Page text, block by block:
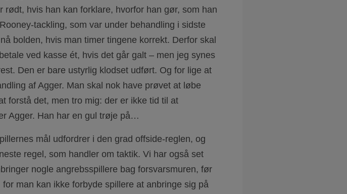
hvis han kan forklare, hvorfor han gør, som han
tackling, som var under behandling i sidste
bolden, hvis man timer tingene korrekt. Derfor skal
ved kasse ét, hvis det går galt – men jeg synes
Den er bare ustyrlig klodset udført. Og for lige at
af Agger. Man skal nok have prøvet at løbe
forstå det, men tro mig: der er ikke tid til at
Agger. Han har en gul trøje på…
mål udfordrer i den grad offside-reglen, og
regel, som handler om taktik. Vi har også set
nogle angrebsspillere bag forsvarsmuren, før
man kan ikke forbyde spillere at anbringe sig på